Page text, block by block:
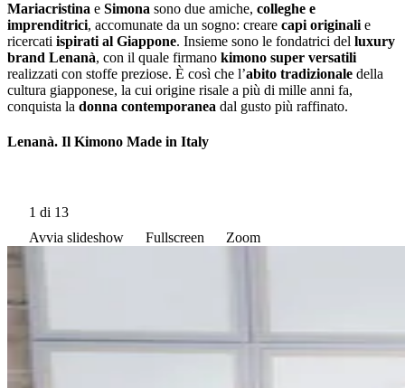
Mariacristina e Simona sono due amiche, colleghe e
imprenditrici, accomunate da un sogno: creare capi originali e
ricercati ispirati al Giappone. Insieme sono le fondatrici del luxury
brand Lenanà, con il quale firmano kimono super versatili
realizzati con stoffe preziose. È così che l’abito tradizionale della
cultura giapponese, la cui origine risale a più di mille anni fa,
conquista la donna contemporanea dal gusto più raffinato.
Lenanà. Il Kimono Made in Italy
1 di 13
Avvia slideshow
Fullscreen Zoom